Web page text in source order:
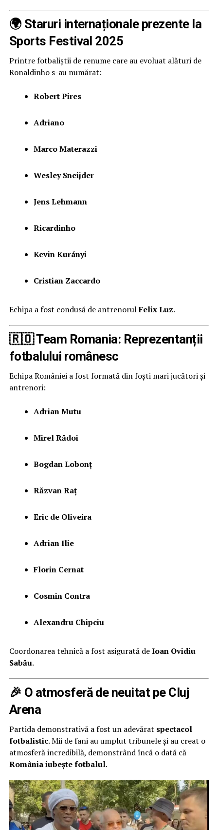
🌍 Staruri internaționale prezente la
Sports Festival 2025
Printre fotbaliștii de renume care au evoluat alături de
Ronaldinho s-au numărat:
Robert Pires
Adriano
Marco Materazzi
Wesley Sneijder
Jens Lehmann
Ricardinho
Kevin Kurányi
Cristian Zaccardo
Echipa a fost condusă de antrenorulFelix Luz.
🇷🇴 Team Romania: Reprezentanții
fotbalului românesc
Echipa României a fost formată din foști mari jucători și
antrenori:
Adrian Mutu
Mirel Rădoi
Bogdan Lobonț
Răzvan Raț
Eric de Oliveira
Adrian Ilie
Florin Cernat
Cosmin Contra
Alexandru Chipciu
Coordonarea tehnică a fost asigurată deIoan Ovidiu
Sabău.
🎉 O atmosferă de neuitat pe Cluj
Arena
Partida demonstrativă a fost un adevărat spectacol
fotbalistic. Mii de fani au umplut tribunele și au creat o
atmosferă incredibilă, demonstrând încă o dată că
România iubește fotbalul.